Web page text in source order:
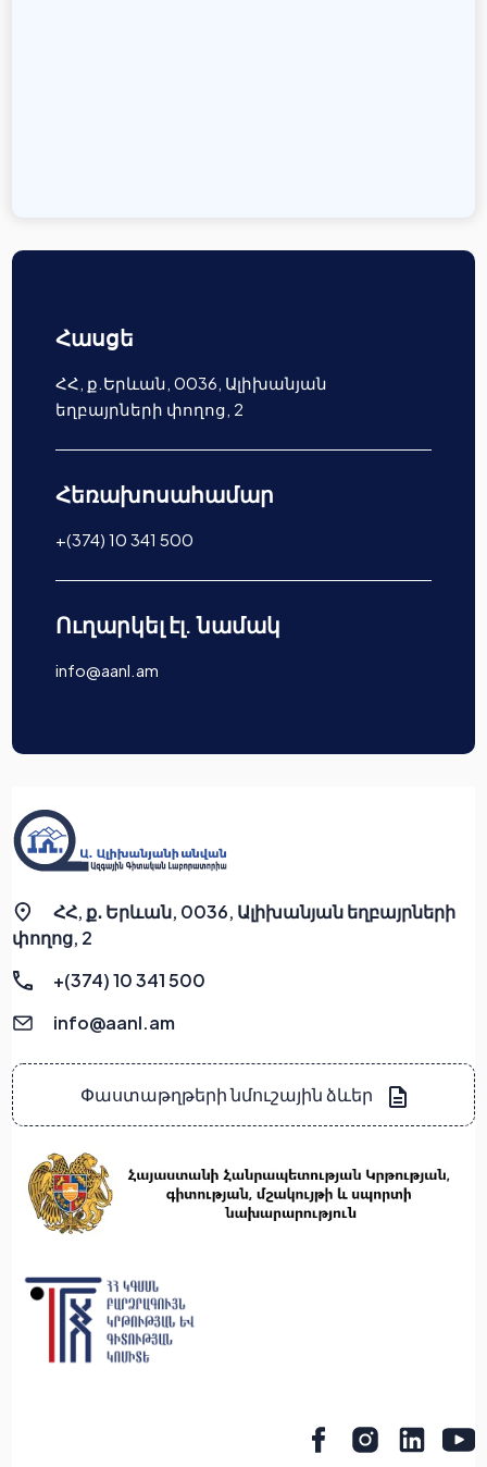
Հասցե
ՀՀ, ք.Երևան, 0036, Ալիխանյան
եղբայրների փողոց, 2
Հեռախոսահամար
+(374) 10 341 500
Ուղարկել էլ. նամակ
info@aanl.am
ՀՀ, ք․ Երևան, 0036, Ալիխանյան եղբայրների
փողոց, 2
+(374) 10 341 500
info@aanl.am
Փաստաթղթերի նմուշային ձևեր